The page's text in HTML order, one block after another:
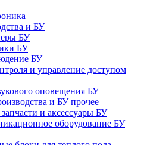
и БУ
БУ
БУ
БУ
и управление доступом
оповещения БУ
и БУ прочее
и аксессуары БУ
оборудование БУ